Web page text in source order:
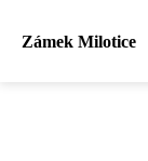
Zámek Milotice